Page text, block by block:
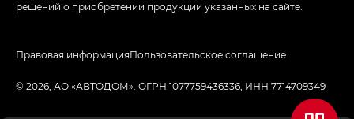
решений о приобретении продукции указанных на сайте.
© 2026, АО «АВТОДОМ». ОГРН 1077759436336, ИНН 7714709349
Правовая информацияПользовательское соглашение